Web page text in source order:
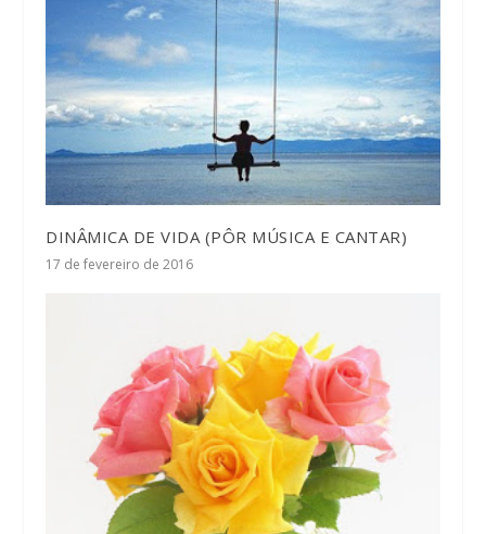
DINÂMICA DE VIDA (PÔR MÚSICA E CANTAR)
17 de fevereiro de 2016